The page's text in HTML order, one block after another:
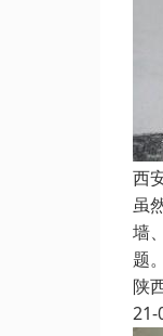
西
虽
墙
题
陕
21-